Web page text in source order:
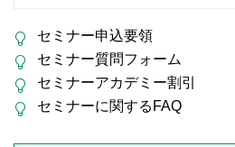
セミナー申込要領
セミナー質問フォーム
セミナーアカデミー割引
セミナーに関するFAQ